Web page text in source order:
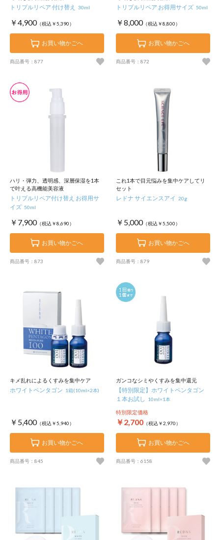
トリプルリペア 付け替え 30ml
￥4,900（税込￥5,390）
お買い物かごへ
商品番号：877
トリプルリペア お得用サイズ 50ml
￥8,000（税込￥8,800）
お買い物かごへ
商品番号：872
ハリ・弾力、透明感、深層保湿を1本
で叶える高機能美容液
トリプルリペア付け替え お得用サ
イズ 50ml
￥7,900（税込￥8,690）
お買い物かごへ
商品番号：873
これ1本で目元悩みを集中ケアしてリ
セット
レドナ サイエンスアイ 20g
￥5,000（税込￥5,500）
お買い物かごへ
商品番号：879
キメ乱れによるくすみを集中ケア
ホワイトペンタゴン 1箱(10ml×2本)
￥5,400（税込￥5,940）
お買い物かごへ
商品番号：845
ガンコなシミやくすみを集中還元
【特別限定】ホワイトペンタゴン
１本お試し
10ml×1本
特別限定価格
￥2,700 （税込￥2,970）
お買い物かごへ
商品番号：6158